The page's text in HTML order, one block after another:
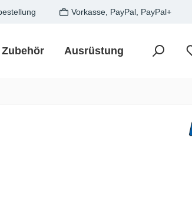
Vorkasse, PayPal, PayPal+
Zubehör Ausrüstung Zielfisch